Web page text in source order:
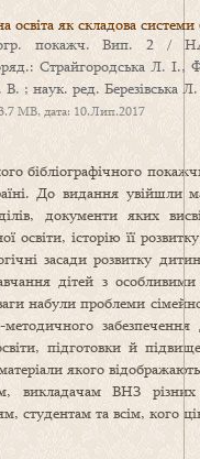
освіта як складова
покажч. Вип. 2
Страйгородська Л. І.,
; наук. ред. Березівська
MB, дата: 10.Лип.2017
бібліографічного
До видання увійшли
документи яких
освіти, історію її
засади розвитку
дітей з
набули проблеми
забезпечення
підготовки й
якого
викладачам ВНЗ різних
студентам та всім, кого